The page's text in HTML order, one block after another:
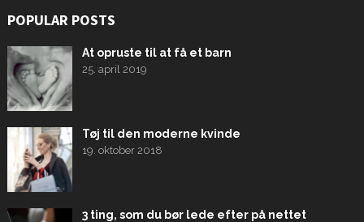
POPULAR POSTS
At opruste til at få et barn
25. april 2019
Tøj til den moderne kvinde
19. oktober 2018
3 ting, som du bør lede efter på nettet